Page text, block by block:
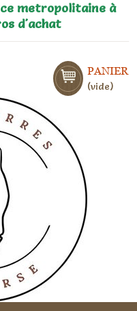
metropolitaine à
d'achat
PANIER
vide